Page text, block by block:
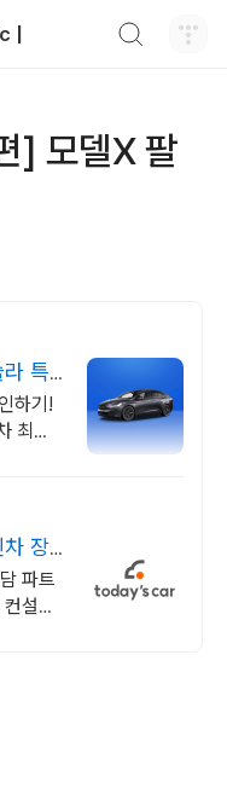
|
] 모델X 팔
특
하기!
최대
차 장
파트
설팅